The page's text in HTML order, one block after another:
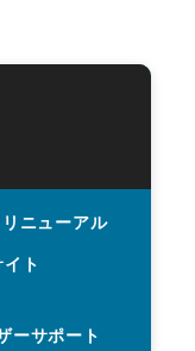
ニューアル
ト
ーサポート